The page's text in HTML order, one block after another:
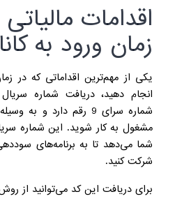
اقدامات مالیاتی
زمان ورود به
یکی از مهم‌ترین اقداماتی که در
انجام دهید، دریافت شماره
شماره سرای 9 رقم دارد و
مشغول به کار شوید. این شماره
شما می‌دهد تا به برنامه‌های
شرکت کنید.
برای دریافت این کد می‌توانید از